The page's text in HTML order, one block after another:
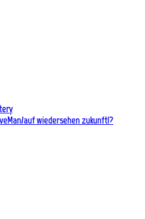
auf wiedersehen zukunft!?